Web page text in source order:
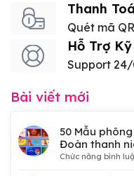
Thanh
Quét mã
Hỗ Trợ
Support 24/
Bài viết mới
50 Mẫu
Đoàn thanh
Chức năng bình